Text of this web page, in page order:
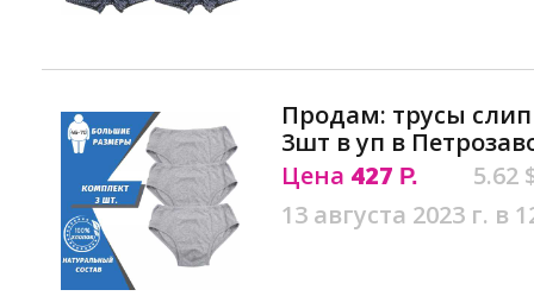
Продам: трусы
3шт в уп в
Цена 427 Р.
5.62
13 августа 2023 г. в